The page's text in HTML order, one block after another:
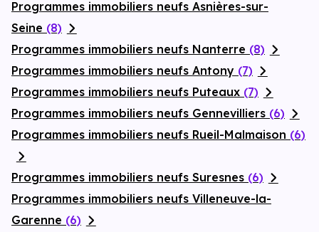
Programmes immobiliers neufs Asnières-sur-
Seine (8)
Programmes immobiliers neufs Nanterre (8)
Programmes immobiliers neufs Antony (7)
Programmes immobiliers neufs Puteaux (7)
Programmes immobiliers neufs Gennevilliers (6)
Programmes immobiliers neufs Rueil-Malmaison (6)
Programmes immobiliers neufs Suresnes (6)
Programmes immobiliers neufs Villeneuve-la-
Garenne (6)